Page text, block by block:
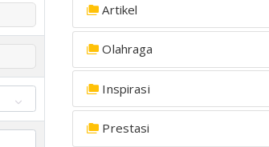
Artikel
Olahraga
Inspirasi
Prestasi